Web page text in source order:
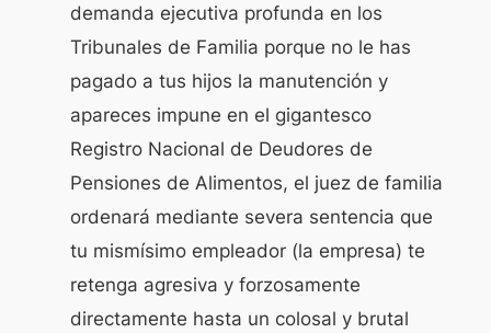
demanda ejecutiva profunda en los
Tribunales de Familia porque no le has
pagado a tus hijos la manutención y
apareces impune en el gigantesco
Registro Nacional de Deudores de
Pensiones de Alimentos, el juez de familia
ordenará mediante severa sentencia que
tu mismísimo empleador (la empresa) te
retenga agresiva y forzosamente
directamente hasta un colosal y brutal